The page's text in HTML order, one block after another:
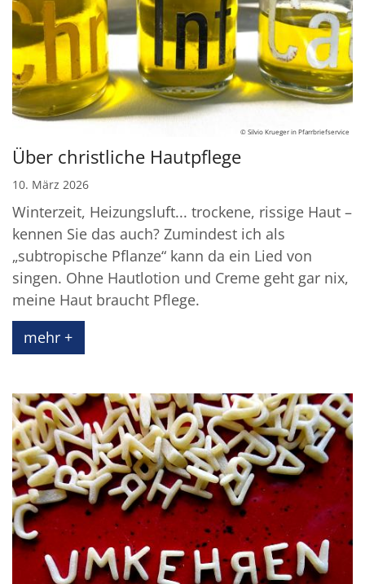
© Silvio Krueger in Pfarrbriefservice
Über christliche Hautpflege
10. März 2026
Winterzeit, Heizungsluft... trockene, rissige Haut –
kennen Sie das auch? Zumindest ich als
„subtropische Pflanze“ kann da ein Lied von
singen. Ohne Hautlotion und Creme geht gar nix,
meine Haut braucht Pflege.
mehr +